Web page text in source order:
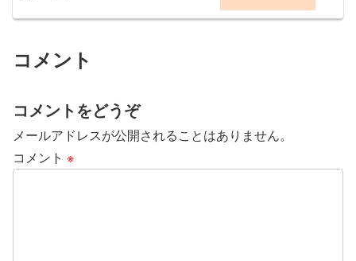
コメント
コメントをどうぞ
メールアドレスが公開されることはありません。
コメント ※